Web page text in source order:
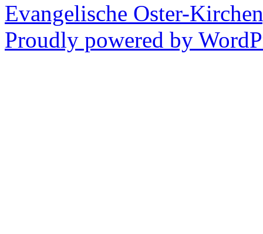
Evangelische Oster-
Proudly powered by